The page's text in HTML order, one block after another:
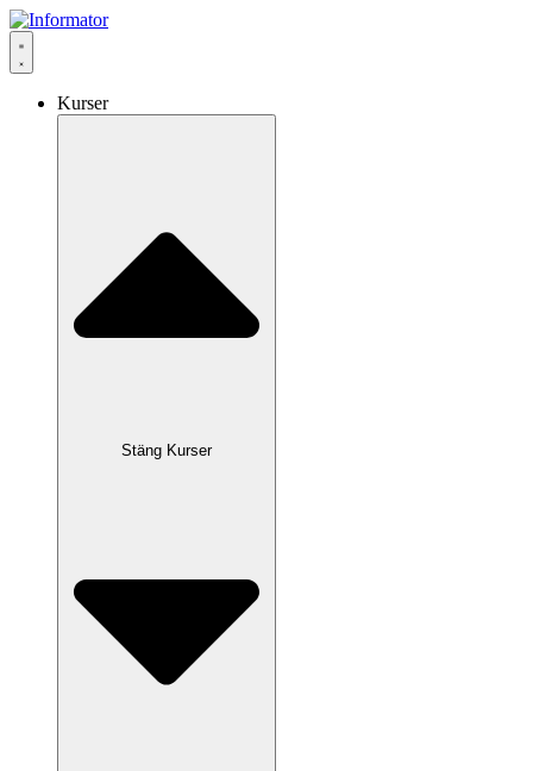
Hoppa
till
innehåll
Kurser
Stäng Kurser